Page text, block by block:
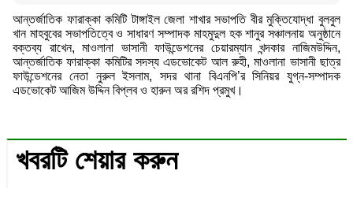
আন্তর্জাতিক ফারাক্কা কমিটি টাঙ্গাইল জেলা শাখার সভাপতি বীর মুক্তিযোদ্ধা বুলবুল
খান মাহবুবের সভাপতিত্বে ও সাধারণ সম্পাদক মাহমুদুল হক শানুর সঞ্চালনায় অনুষ্ঠানে
বক্তব্য রাখেন, মাওলানা ভাসানী ফাউন্ডেশনের চেয়ারম্যান খন্দকার নাজিমউদ্দিন,
আন্তর্জাতিক ফারাক্কা কমিটির সদস্য এডভোকেট আল রুহী, মাওলানা ভাসানী ছাত্র
ফাউন্ডেশনের নেতা নুরুল ইসলাম, সদর থানা বিএনপি’র সিনিয়র যুগ্ন-সম্পাদক
এডভোকেট আজিম উদ্দিন বিপ্লব ও হারুন অর রশিদ প্রমুখ।
খবরটি শেয়ার করুন